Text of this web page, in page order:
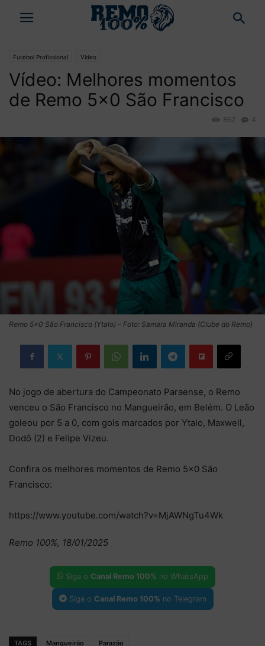
Futebol Profissional Vídeo
Vídeo: Melhores momentos
de Remo 5×0 São Francisco
4
862
Remo 5×0 São Francisco (Ytalo) – Foto: Samara Miranda (Clube do Remo)
No jogo de abertura do Campeonato Paraense, o Remo
venceu o São Francisco no Mangueirão, em Belém. O Leão
goleou por 5 a 0, com gols marcados por Ytalo, Maxwell,
Dodô (2) e Felipe Vizeu.
Confira os melhores momentos de Remo 5×0 São
Francisco:
https://www.youtube.com/watch?v=MjAWNgTu4Wk
Remo 100%, 18/01/2025
Siga o Canal Remo 100% no WhatsApp
Siga o Canal Remo 100% no Telegram
TAGS Mangueirão Parazão